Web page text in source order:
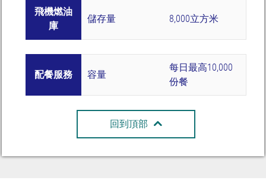
飛機燃油
庫
儲存量 8,000立方米
配餐服務 容量
每日最高10,000
份餐
回到頂部